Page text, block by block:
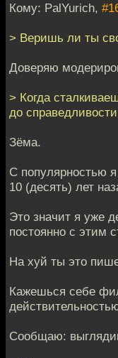
Кому: PalYurich,
> Веришь ли ты
Доверяю
> Когда
до
Зёма.
С популярностью я
10 (десять) лет
Это значит я уже
постоянно с этим
На хуй ты это
Кажешься себе
Сообщаю: